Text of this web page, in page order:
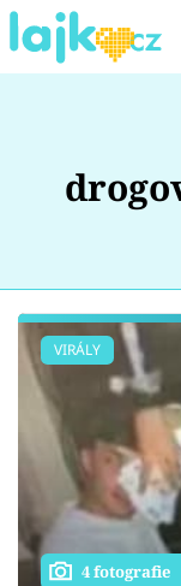
Showbyznys
Youtubeři
Virály
Sex a vztahy
VIRÁLY
4 fotografie